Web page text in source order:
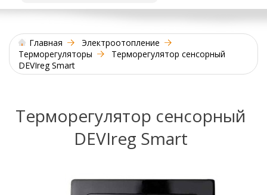
Главная
Электроотопление
Терморегуляторы
Терморегулятор сенсорный
DEVIreg Smart
Терморегулятор сенсорный
DEVIreg Smart